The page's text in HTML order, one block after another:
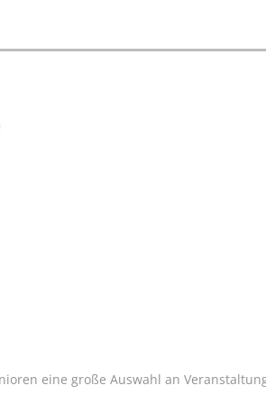
eine große Auswahl an